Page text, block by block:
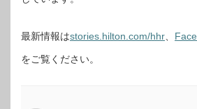
最新情報はstories.hilton.com/hhr、
をご覧ください。